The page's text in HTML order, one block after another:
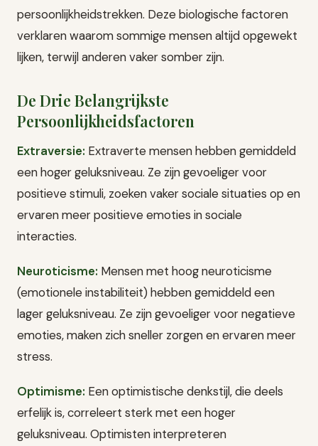
persoonlijkheidstrekken. Deze biologische factoren
verklaren waarom sommige mensen altijd opgewekt
lijken, terwijl anderen vaker somber zijn.
De Drie Belangrijkste
Persoonlijkheidsfactoren
Extraversie: Extraverte mensen hebben gemiddeld
een hoger geluksniveau. Ze zijn gevoeliger voor
positieve stimuli, zoeken vaker sociale situaties op en
ervaren meer positieve emoties in sociale
interacties.
Neuroticisme: Mensen met hoog neuroticisme
(emotionele instabiliteit) hebben gemiddeld een
lager geluksniveau. Ze zijn gevoeliger voor negatieve
emoties, maken zich sneller zorgen en ervaren meer
stress.
Optimisme: Een optimistische denkstijl, die deels
erfelijk is, correleert sterk met een hoger
geluksniveau. Optimisten interpreteren